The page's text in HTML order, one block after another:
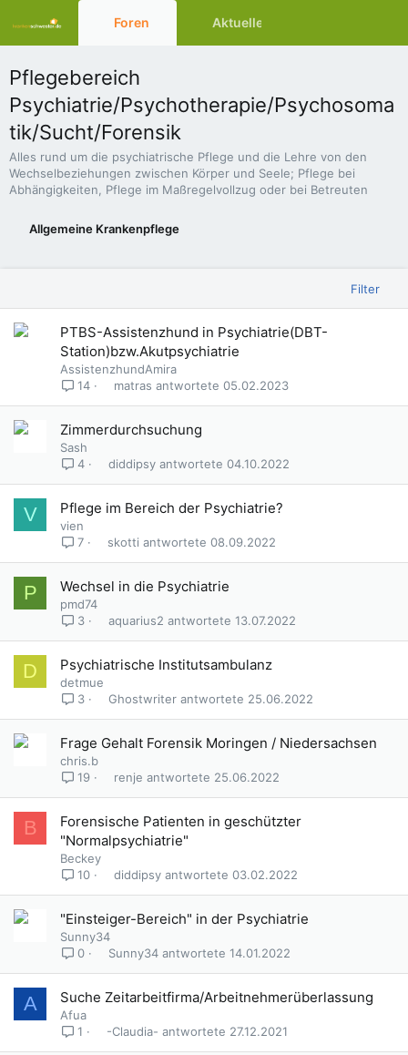
Foren Aktuelles
Pflegebereich
Psychiatrie/Psychotherapie/Psychosoma
tik/Sucht/Forensik
Alles rund um die psychiatrische Pflege und die Lehre von den
Wechselbeziehungen zwischen Körper und Seele; Pflege bei
Abhängigkeiten, Pflege im Maßregelvollzug oder bei Betreuten
Allgemeine Krankenpflege
Filter
PTBS-Assistenzhund in Psychiatrie(DBT-
Station)bzw.Akutpsychiatrie
AssistenzhundAmira
14
05.02.2023
matras
Zimmerdurchsuchung
Sash
4
04.10.2022
diddipsy
V Pflege im Bereich der Psychiatrie?
vien
7
08.09.2022
skotti
P Wechsel in die Psychiatrie
pmd74
3
13.07.2022
aquarius2
D Psychiatrische Institutsambulanz
detmue
3
25.06.2022
Ghostwriter
Frage Gehalt Forensik Moringen / Niedersachsen
chris.b
19
25.06.2022
renje
B
Forensische Patienten in geschützter
"Normalpsychiatrie"
Beckey
10
03.02.2022
diddipsy
"Einsteiger-Bereich" in der Psychiatrie
Sunny34
0
14.01.2022
Sunny34
A Suche Zeitarbeitfirma/Arbeitnehmerüberlassung
Afua
1
27.12.2021
-Claudia-